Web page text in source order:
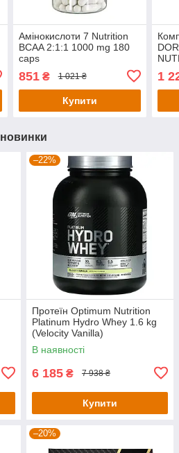
Амінокислоти 7 Nutrition
BCAA 2:1:1 1000 mg 180
caps
851₴ 1 021 ₴
Купити
1
новинки
–22%
Протеїн Optimum Nutrition
Platinum Hydro Whey 1.6 kg
(Velocity Vanilla)
В наявності
6 185 ₴ 7 938 ₴
Купити
–20%